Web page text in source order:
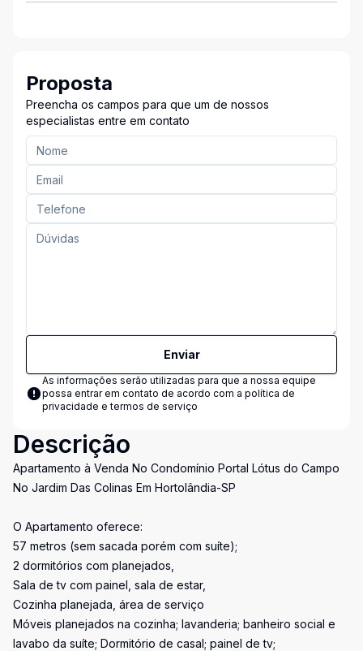
Proposta
Preencha os campos para que um de nossos
especialistas entre em contato
Enviar
As informações serão utilizadas para que a nossa equipe
possa entrar em contato de acordo com a política de
privacidade e termos de serviço
Descrição
Apartamento à Venda No Condomínio Portal Lótus do Campo
No Jardim Das Colinas Em Hortolândia-SP
O Apartamento oferece:
57 metros (sem sacada porém com suíte);
2 dormitórios com planejados,
Sala de tv com painel, sala de estar,
Cozinha planejada, área de serviço
Móveis planejados na cozinha; lavanderia; banheiro social e
lavabo da suíte; Dormitório de casal; painel de tv;